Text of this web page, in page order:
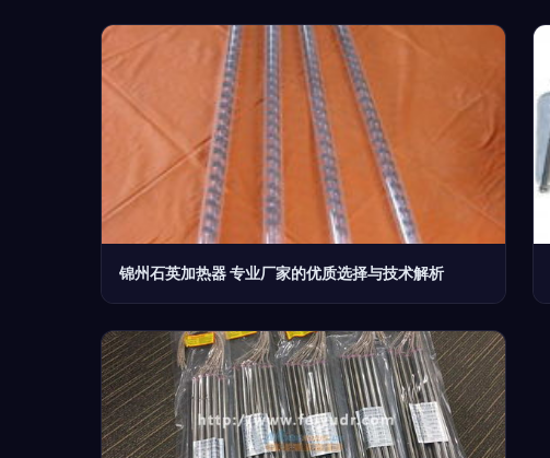
锦州石英加热器 专业厂家的优质选择与技术解析